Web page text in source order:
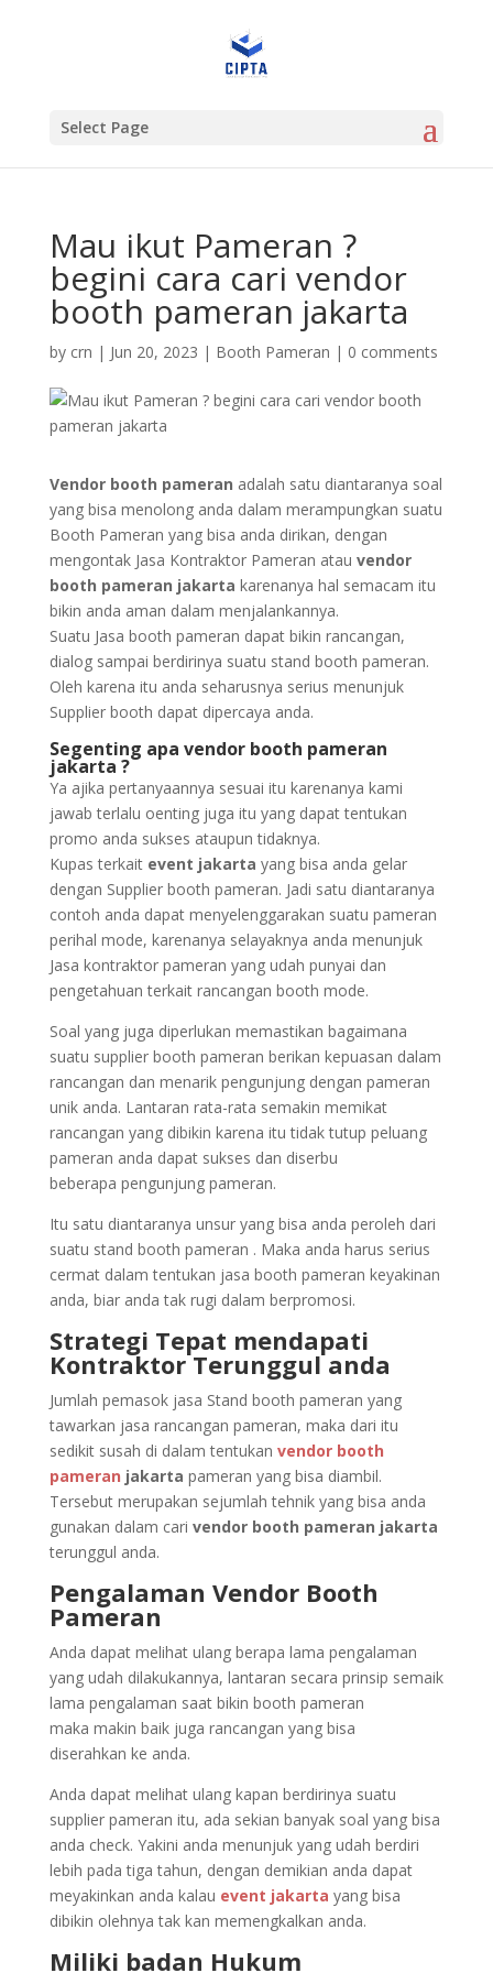
Select Page
Mau ikut Pameran ?
begini cara cari vendor
booth pameran jakarta
by crn | Jun 20, 2023 | Booth Pameran | 0 comments
Vendor booth pameran adalah satu diantaranya soal
yang bisa menolong anda dalam merampungkan suatu
Booth Pameran yang bisa anda dirikan, dengan
mengontak Jasa Kontraktor Pameran atau vendor
booth pameran jakarta karenanya hal semacam itu
bikin anda aman dalam menjalankannya.
Suatu Jasa booth pameran dapat bikin rancangan,
dialog sampai berdirinya suatu stand booth pameran.
Oleh karena itu anda seharusnya serius menunjuk
Supplier booth dapat dipercaya anda.
Segenting apa vendor booth pameran
jakarta ?
Ya ajika pertanyaannya sesuai itu karenanya kami
jawab terlalu oenting juga itu yang dapat tentukan
promo anda sukses ataupun tidaknya.
Kupas terkait event jakarta yang bisa anda gelar
dengan Supplier booth pameran. Jadi satu diantaranya
contoh anda dapat menyelenggarakan suatu pameran
perihal mode, karenanya selayaknya anda menunjuk
Jasa kontraktor pameran yang udah punyai dan
pengetahuan terkait rancangan booth mode.
Soal yang juga diperlukan memastikan bagaimana
suatu supplier booth pameran berikan kepuasan dalam
rancangan dan menarik pengunjung dengan pameran
unik anda. Lantaran rata-rata semakin memikat
rancangan yang dibikin karena itu tidak tutup peluang
pameran anda dapat sukses dan diserbu
beberapa pengunjung pameran.
Itu satu diantaranya unsur yang bisa anda peroleh dari
suatu stand booth pameran . Maka anda harus serius
cermat dalam tentukan jasa booth pameran keyakinan
anda, biar anda tak rugi dalam berpromosi.
Strategi Tepat mendapati
Kontraktor Terunggul anda
Jumlah pemasok jasa Stand booth pameran yang
tawarkan jasa rancangan pameran, maka dari itu
sedikit susah di dalam tentukan vendor booth
pameran jakarta pameran yang bisa diambil.
Tersebut merupakan sejumlah tehnik yang bisa anda
gunakan dalam cari vendor booth pameran jakarta
terunggul anda.
Pengalaman Vendor Booth
Pameran
Anda dapat melihat ulang berapa lama pengalaman
yang udah dilakukannya, lantaran secara prinsip semaik
lama pengalaman saat bikin booth pameran
maka makin baik juga rancangan yang bisa
diserahkan ke anda.
Anda dapat melihat ulang kapan berdirinya suatu
supplier pameran itu, ada sekian banyak soal yang bisa
anda check. Yakini anda menunjuk yang udah berdiri
lebih pada tiga tahun, dengan demikian anda dapat
meyakinkan anda kalau event jakarta yang bisa
dibikin olehnya tak kan memengkalkan anda.
Miliki badan Hukum